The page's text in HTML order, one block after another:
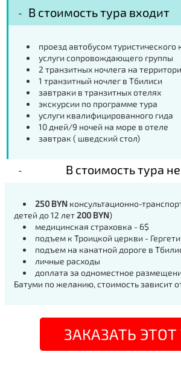
В стоимость тура входит
проезд автобусом туристического
услуги сопровождающего группы
2 транзитных ночлега на
1 транзитный ночлег в Тбилиси
завтраки в транзитных отелях
экскурсии по программе тура
услуги квалифицированного гида
10 дней/9 ночей на море в отеле
завтрак ( шведский стол)
В стоимость тура
250 BYN консультационно-
детей до 12 лет200 BYN)
медицинская страховка - 6$
подъем к Троицкой церкви -
подъем на канатной дороге в
личные расходы
доплата за одноместное
Батуми по желанию, стоимость зависит
ЗАКАЗАТЬ ЭТОТ